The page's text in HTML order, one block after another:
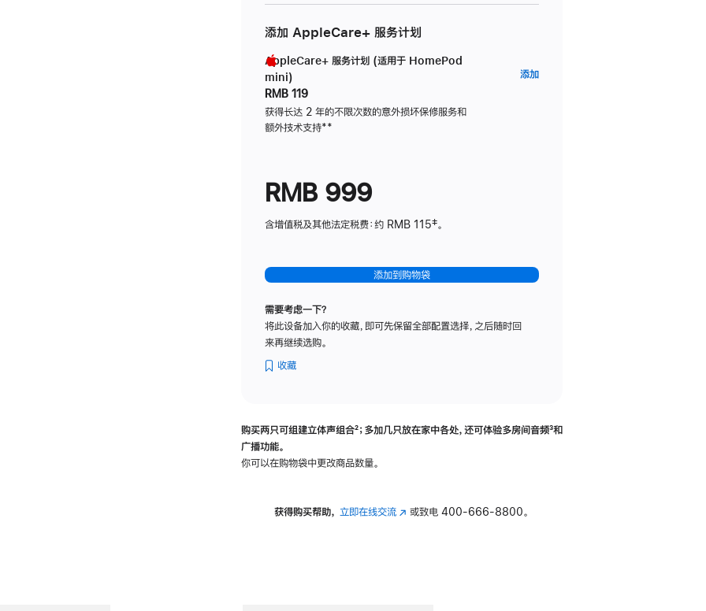
添加 AppleCare+ 服务计划
AppleCare+ 服务计划 (适用于 HomePod
mini)
RMB 119
获得长达 2 年的不限次数的意外损坏保修服务和
额外技术支持脚
**
添加AppleCare+
RMB 999
含增值税及其他法定税费：约 RMB 115‡。
添加到购物袋
需要考虑一下？
将此设备加入你的收藏，即可先保留全部配置选择，之后随时回
来再继续选购。
收藏
购买两只可组建立体声组合脚
²；多加几只放在家中各处，还可体验多‍房‍间音频脚
³和
广播功能。
你可以在购物袋中更改商品数量。
获得购买帮助， 立即在线交流(在 或致电 400-666-8800。